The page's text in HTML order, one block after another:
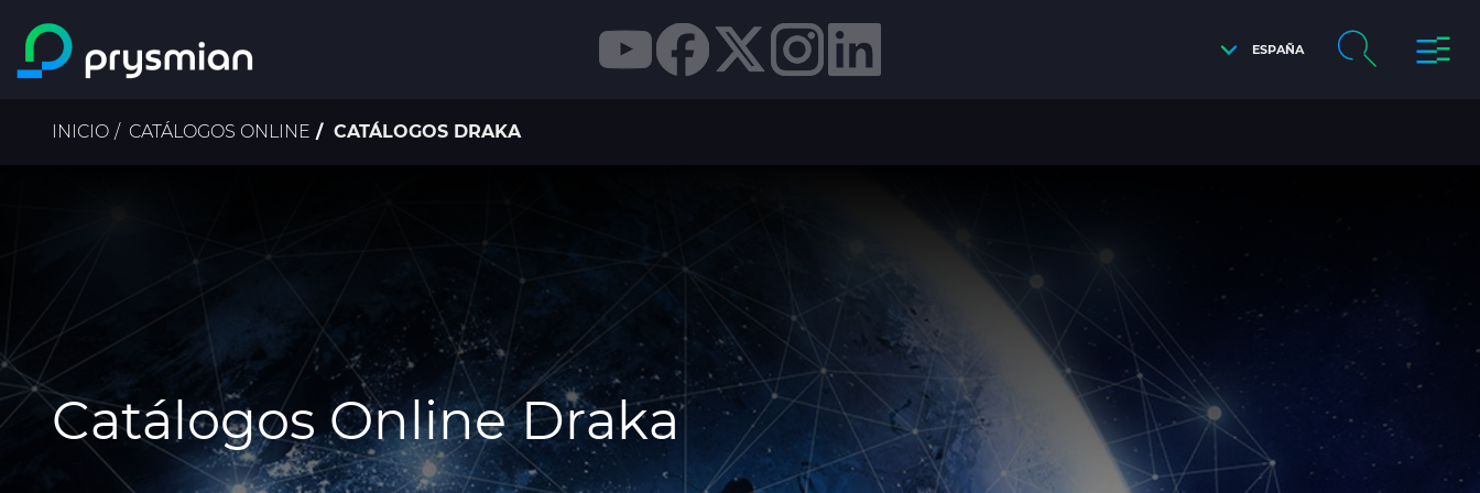
Saltar al contenido
principal
ESPAÑA
Ruta
INICIO CATÁLOGOS ONLINE CATÁLOGOS DRAKA
Catálogos Online Draka